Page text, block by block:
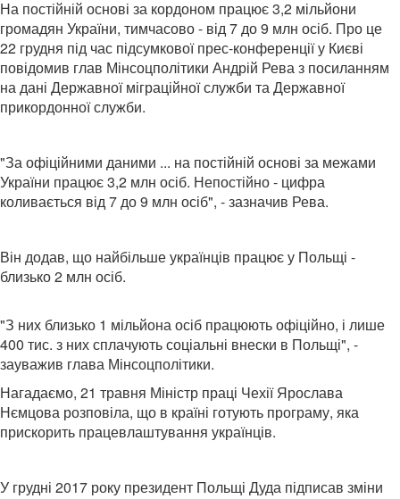
На постійній основі за кордоном працює 3,2 мільйони
громадян України, тимчасово - від 7 до 9 млн осіб. Про це
22 грудня під час підсумкової прес-конференції у Києві
повідомив глав Мінсоцполітики Андрій Рева з посиланням
на дані Державної міграційної служби та Державної
прикордонної служби.
"За офіційними даними ... на постійній основі за межами
України працює 3,2 млн осіб. Непостійно - цифра
коливається від 7 до 9 млн осіб", - зазначив Рева.
Він додав, що найбільше українців працює у Польщі -
близько 2 млн осіб.
"З них близько 1 мільйона осіб працюють офіційно, і лише
400 тис. з них сплачують соціальні внески в Польщі", -
зауважив глава Мінсоцполітики.
Нагадаємо, 21 травня Міністр праці Чехії Ярослава
Нємцова розповіла, що в країні готують програму, яка
прискорить працевлаштування українців.
У грудні 2017 року президент Польщі Дуда підписав зміни